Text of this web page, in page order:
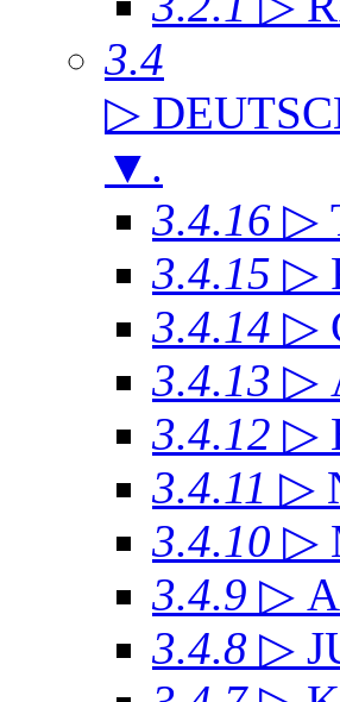
3.4
▷
▼ .
3.4.16 ▷
3.4.15 ▷
3.4.14 ▷
3.4.13 ▷
3.4.12 ▷
3.4.11 ▷
3.4.10 ▷
3.4.9 ▷
3.4.8 ▷